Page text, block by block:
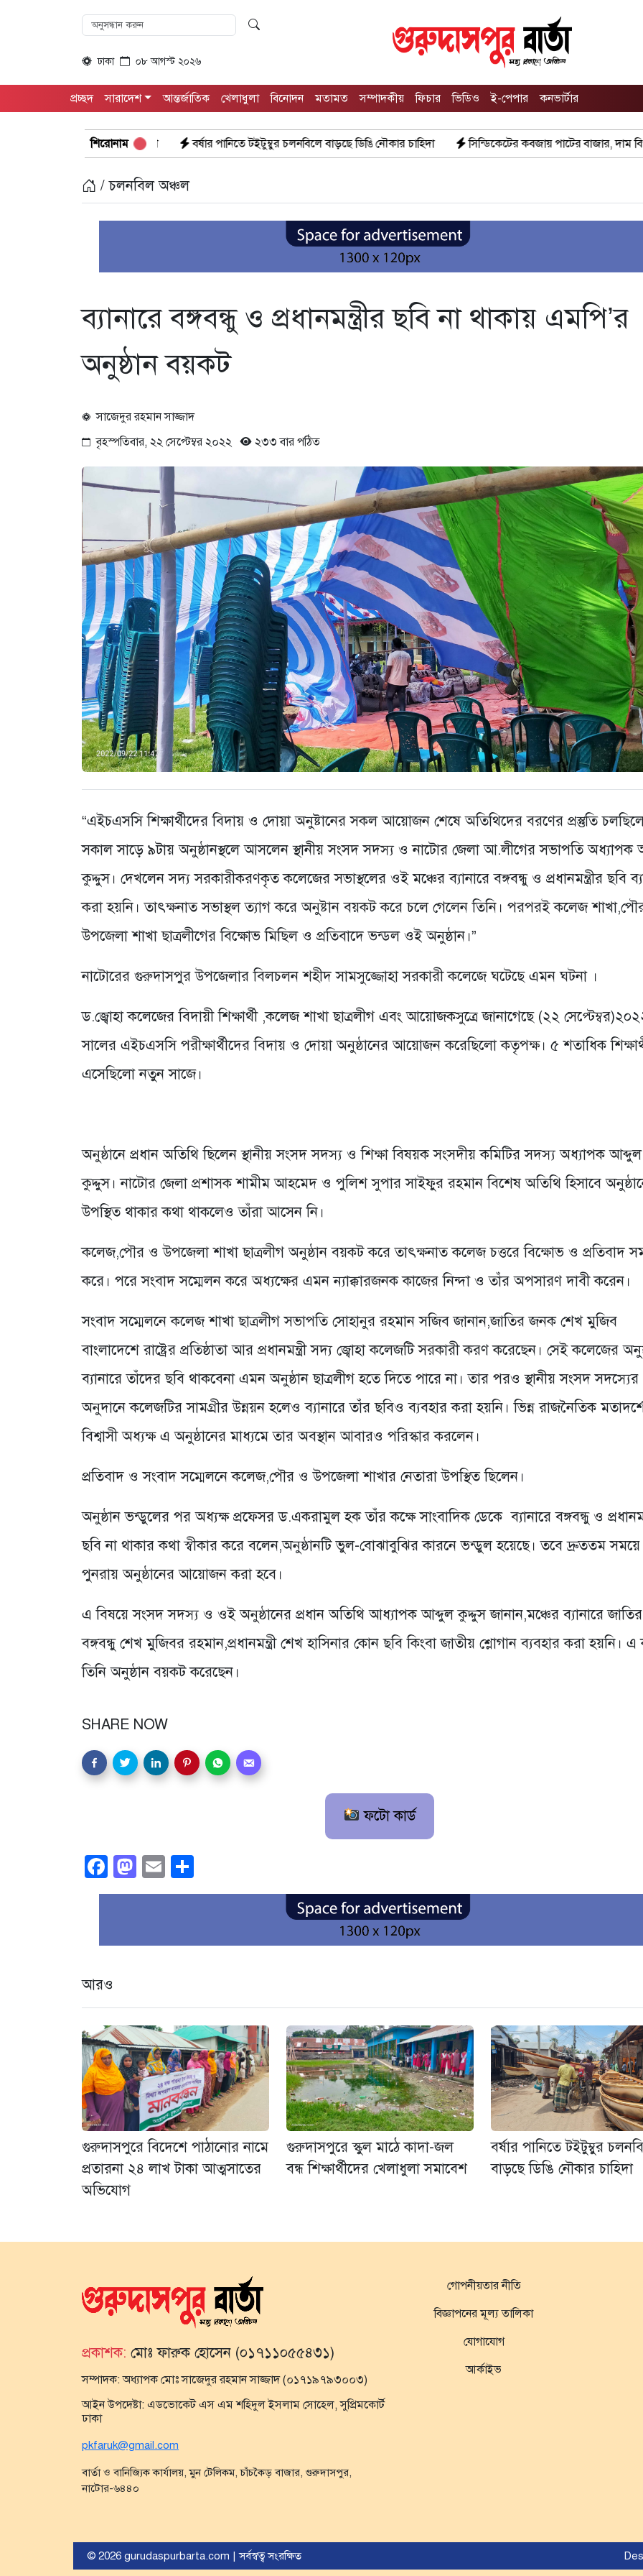
ঢাকা ০৮ আগস্ট ২০২৬
প্রচ্ছদ সারাদেশ আন্তর্জাতিক খেলাধুলা বিনোদন মতামত সম্পাদকীয় ফিচার ভিডিও ই-পেপার কনভার্টার
শিরোনাম
বর্ষার পানিতে টইটুম্বুর চলনবিলে বাড়ছে ডিঙি নৌকার চাহিদা সিন্ডিকেটের কবজায় পাটের বাজার, দাম বিপর্যয়ে চাষীদের ক্ষোভ
/ চলনবিল অঞ্চল
ব্যানারে বঙ্গবন্ধু ও প্রধানমন্ত্রীর ছবি না থাকায় এমপি’র
অনুষ্ঠান বয়কট
সাজেদুর রহমান সাজ্জাদ
বৃহস্পতিবার, ২২ সেপ্টেম্বর ২০২২
২৩৩ বার পঠিত
“এইচএসসি শিক্ষার্থীদের বিদায় ও দোয়া অনুষ্টানের সকল আয়োজন শেষে অতিথিদের বরণের প্রস্তুতি
সকাল সাড়ে ৯টায় অনুষ্ঠানস্থলে আসলেন স্থানীয় সংসদ সদস্য ও নাটোর জেলা আ.লীগের সভাপতি অধ্যাপক
কুদ্দুস। দেখলেন সদ্য সরকারীকরণকৃত কলেজের সভাস্থলের ওই মঞ্চের ব্যানারে বঙ্গবন্ধু ও প্রধানমন্ত্রীর ছবি
করা হয়নি। তাৎক্ষনাত সভাস্থল ত্যাগ করে অনুষ্টান বয়কট করে চলে গেলেন তিনি। পরপরই কলেজ
উপজেলা শাখা ছাত্রলীগের বিক্ষোভ মিছিল ও প্রতিবাদে ভন্ডল ওই অনুষ্ঠান।”
নাটোরের গুরুদাসপুর উপজেলার বিলচলন শহীদ সামসুজ্জোহা সরকারী কলেজে ঘটেছে এমন ঘটনা ।
ড.জ্বোহা কলেজের বিদায়ী শিক্ষার্থী ,কলেজ শাখা ছাত্রলীগ এবং আয়োজকসুত্রে জানাগেছে (২২
সালের এইচএসসি পরীক্ষার্থীদের বিদায় ও দোয়া অনুষ্ঠানের আয়োজন করেছিলো কতৃপক্ষ। ৫ শতাধিক
এসেছিলো নতুন সাজে।
অনুষ্ঠানে প্রধান অতিথি ছিলেন স্থানীয় সংসদ সদস্য ও শিক্ষা বিষয়ক সংসদীয় কমিটির সদস্য অধ্যাপক আব্দুল
কুদ্দুস। নাটোর জেলা প্রশাসক শামীম আহমেদ ও পুলিশ সুপার সাইফুর রহমান বিশেষ অতিথি হিসাবে
উপস্থিত থাকার কথা থাকলেও তাঁরা আসেন নি।
কলেজ,পৌর ও উপজেলা শাখা ছাত্রলীগ অনুষ্ঠান বয়কট করে তাৎক্ষনাত কলেজ চত্তরে বিক্ষোভ ও প্রতিবাদ
করে। পরে সংবাদ সম্মেলন করে অধ্যক্ষের এমন ন্যাক্কারজনক কাজের নিন্দা ও তাঁর অপসারণ দাবী করেন।
সংবাদ সম্মেলনে কলেজ শাখা ছাত্রলীগ সভাপতি সোহানুর রহমান সজিব জানান,জাতির জনক শেখ মুজিব
বাংলাদেশে রাষ্ট্রের প্রতিষ্ঠাতা আর প্রধানমন্ত্রী সদ্য জ্বোহা কলেজটি সরকারী করণ করেছেন। সেই কলেজের
ব্যানারে তাঁদের ছবি থাকবেনা এমন অনুষ্ঠান ছাত্রলীগ হতে দিতে পারে না। তার পরও স্থানীয় সংসদ সদস্যের
অনুদানে কলেজটির সামগ্রীর উন্নয়ন হলেও ব্যানারে তাঁর ছবিও ব্যবহার করা হয়নি। ভিন্ন রাজনৈতিক
বিশ্বাসী অধ্যক্ষ এ অনুষ্ঠানের মাধ্যমে তার অবস্থান আবারও পরিস্কার করলেন।
প্রতিবাদ ও সংবাদ সম্মেলনে কলেজ,পৌর ও উপজেলা শাখার নেতারা উপস্থিত ছিলেন।
অনুষ্ঠান ভন্ডুলের পর অধ্যক্ষ প্রফেসর ড.একরামুল হক তাঁর কক্ষে সাংবাদিক ডেকে ব্যানারে বঙ্গবন্ধু ও
ছবি না থাকার কথা স্বীকার করে বলেন,অনুষ্ঠানটি ভুল-বোঝাবুঝির কারনে ভন্ডুল হয়েছে। তবে দ্রুততম সময়ে
পুনরায় অনুষ্ঠানের আয়োজন করা হবে।
এ বিষয়ে সংসদ সদস্য ও ওই অনুষ্ঠানের প্রধান অতিথি আধ্যাপক আব্দুল কুদ্দুস জানান,মঞ্চের ব্যানারে
বঙ্গবন্ধু শেখ মুজিবর রহমান,প্রধানমন্ত্রী শেখ হাসিনার কোন ছবি কিংবা জাতীয় শ্লোগান ব্যবহার করা হয়নি। এ
তিনি অনুষ্ঠান বয়কট করেছেন।
SHARE NOW
ফটো কার্ড
Facebook
Mastodon
Email
আরও
গুরুদাসপুরে বিদেশে পাঠানোর নামে
প্রতারনা ২৪ লাখ টাকা আত্মসাতের
অভিযোগ
গুরুদাসপুরে স্কুল মাঠে কাদা-জল
বন্ধ শিক্ষার্থীদের খেলাধুলা সমাবেশ
বর্ষার পানিতে টইটুম্বুর
বাড়ছে ডিঙি নৌকার চাহিদা
প্রকাশক: মোঃ ফারুক হোসেন (০১৭১১০৫৫৪৩১)
সম্পাদক:অধ্যাপক মোঃ সাজেদুর রহমান সাজ্জাদ (০১৭১৯৭৯৩০০৩)
আইন উপদেষ্টা: এডভোকেট এস এম শহিদুল ইসলাম সোহেল, সুপ্রিমকোর্ট
ঢাকা
pkfaruk@gmail.com
বার্তা ও বানিজ্যিক কার্যালয়, মুন টেলিকম, চাঁচকৈড় বাজার, গুরুদাসপুর,
নাটোর-৬৪৪০
গোপনীয়তার নীতি
বিজ্ঞাপনের মূল্য তালিকা
যোগাযোগ
আর্কাইভ
© 2026 gurudaspurbarta.com | সর্বস্বত্ব সংরক্ষিত